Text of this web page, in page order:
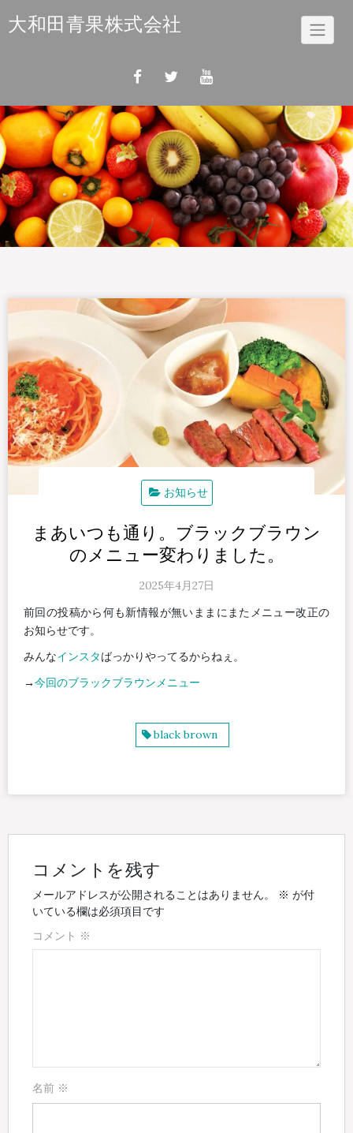
to大和田青果株式会社
お知らせ
まあいつも通り。ブラックブラウン
のメニュー変わりました。
2025年4月27日
前回の投稿から何も新情報が無いままにまたメニュー改正の
お知らせです。
みんなインスタばっかりやってるからねぇ。
→今回のブラックブラウンメニュー
black brown
コメントを残す
メールアドレスが公開されることはありません。 ※ が付
いている欄は必須項目です
コメント ※
名前 ※